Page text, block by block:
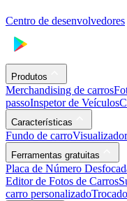
Centro de desenvolvedores
Produtos
Merchandising de carros
passoInspetor de Veículos
Características
Fundo de carro
Ferramentas gratuitas
Placa de Número
Editor de Fotos de Carros
carro personalizado